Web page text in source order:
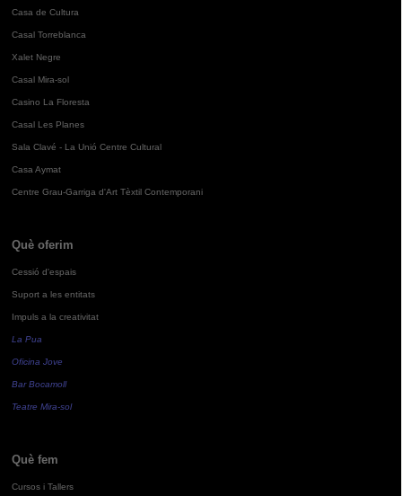
Casa de Cultura
Casal Torreblanca
Xalet Negre
Casal Mira-sol
Casino La Floresta
Casal Les Planes
Sala Clavé - La Unió Centre Cultural
Casa Aymat
Centre Grau-Garriga d'Art Tèxtil Contemporani
Què oferim
Cessió d'espais
Suport a les entitats
Impuls a la creativitat
La Pua
Oficina Jove
Bar Bocamoll
Teatre Mira-sol
Què fem
Cursos i Tallers